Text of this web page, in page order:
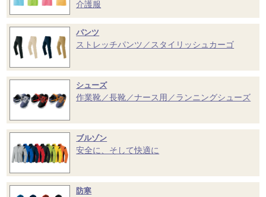
介護服
パンツ
ストレッチパンツ／スタイリッシュカーゴ
シューズ
作業靴／長靴／ナース用／ランニングシューズ
ブルゾン
安全に、そして快適に
防寒